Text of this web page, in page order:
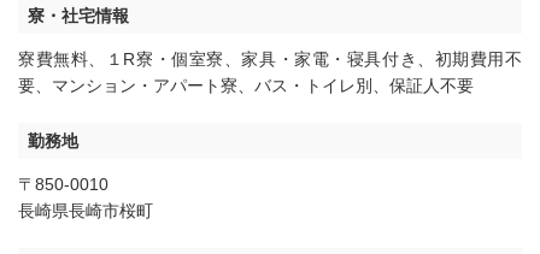
寮・社宅情報
寮費無料 １R寮・個室寮 、家具・家電・寝具付き
初期費用不
要
マンション・アパート寮 バス・トイレ別 保証人不要
勤務地
〒850-0010
長崎県長崎市桜町